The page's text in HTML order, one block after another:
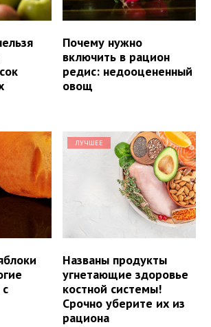
Почему нужно
включить в рацион
редис: недооцененный
овощ
ЛУЧШЕЕ
Названы продукты
угнетающие здоровье
костной системы!
Срочно уберите их из
рациона